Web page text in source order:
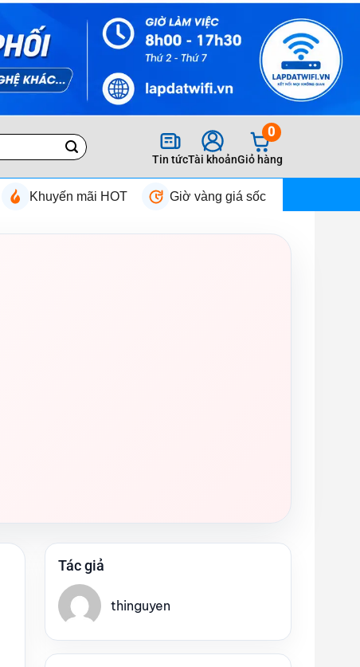
Tin tứcTài khoản
0
Giỏ hàng
Khuyến mãi HOT Giờ vàng giá sốc
Tác giả
thinguyen